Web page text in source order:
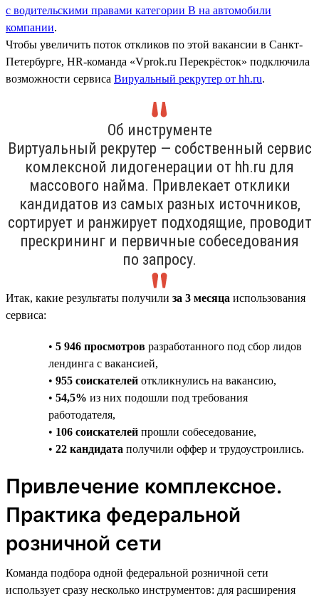
с водительскими правами категории В на автомобили
компании.
Чтобы увеличить поток откликов по этой вакансии в Санкт-
Петербурге, HR-команда «Vprok.ru Перекрёсток» подключила
возможности сервиса Вируальный рекрутер от hh.ru.
Об инструменте
Виртуальный рекрутер — собственный сервис
комлексной лидогенерации от hh.ru для
массового найма. Привлекает отклики
кандидатов из самых разных источников,
сортирует и ранжирует подходящие, проводит
прескрининг и первичные собеседования
по запросу.
Итак, какие результаты получили за 3 месяца использования
сервиса:
• 5 946 просмотров разработанного под сбор лидов
лендинга с вакансией,
• 955 соискателей откликнулись на вакансию,
• 54,5% из них подошли под требования
работодателя,
• 106 соискателей прошли собеседование,
• 22 кандидата получили оффер и трудоустроились.
Привлечение комплексное.
Практика федеральной
розничной сети
Команда подбора одной федеральной розничной сети
использует сразу несколько инструментов: для расширения